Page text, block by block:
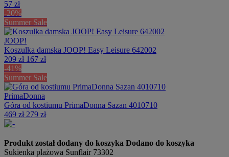
57 zł
-20%
Summer Sale
JOOP!
Koszulka damska JOOP! Easy Leisure 642002
209 zł 167 zł
-41%
Summer Sale
PrimaDonna
Góra od kostiumu PrimaDonna Sazan 4010710
469 zł 279 zł
Produkt został dodany do koszyka Dodano do koszyka
Sukienka plażowa Sunflair 73302